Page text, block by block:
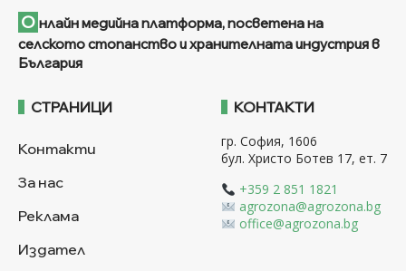
О нлайн медийна платформа, посветена на
селското стопанство и хранителната индустрия в
България
СТРАНИЦИ
Контакти
За нас
Реклама
Издател
КОНТАКТИ
гр. София, 1606
бул. Христо Ботев 17, ет. 7
+359 2 851 1821
agrozona@agrozona.bg
office@agrozona.bg